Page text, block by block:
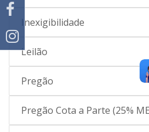
Inexigibilidade
Leilão
Pregão
Pregão Cota a Parte (25%